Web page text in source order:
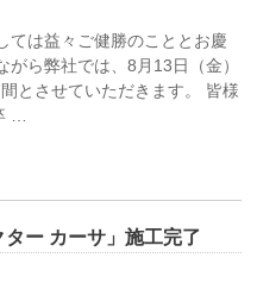
ては益々ご健勝のこととお慶
ら弊社では、8月13日（金）
とさせていただきます。 皆様
…
ー カーサ」施工完了